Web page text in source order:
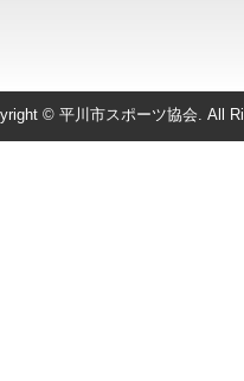
© 平川市スポーツ協会. All